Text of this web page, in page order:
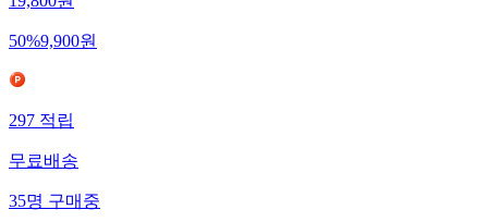
19,800원
50%9,900원
297적립
무료배송
35명구매중